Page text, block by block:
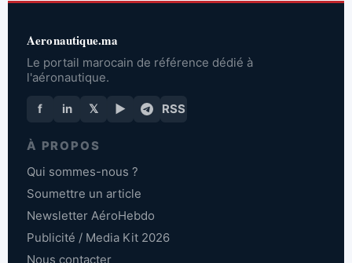
Aeronautique.ma
Le portail marocain de référence dédié à
l'aéronautique.
f in 𝕏 ▶ RSS
À PROPOS
Qui sommes-nous ?
Soumettre un article
Newsletter AéroHebdo
Publicité / Media Kit 2026
Nous contacter